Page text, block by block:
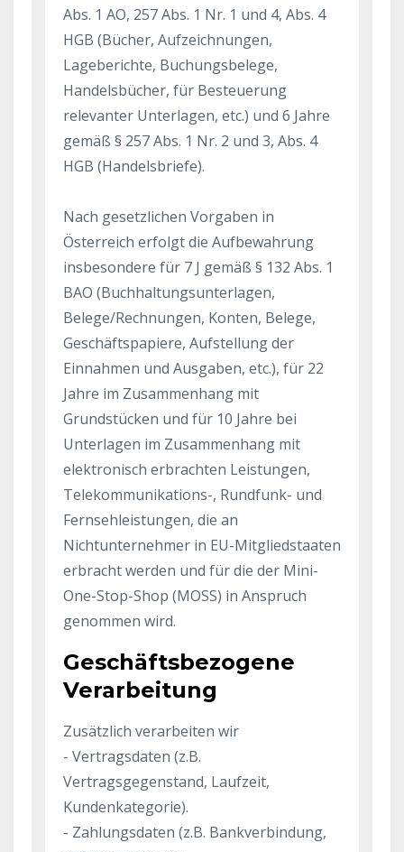
Abs. 1 AO, 257 Abs. 1 Nr. 1 und 4, Abs. 4
HGB (Bücher, Aufzeichnungen,
Lageberichte, Buchungsbelege,
Handelsbücher, für Besteuerung
relevanter Unterlagen, etc.) und 6 Jahre
gemäß § 257 Abs. 1 Nr. 2 und 3, Abs. 4
HGB (Handelsbriefe).
Nach gesetzlichen Vorgaben in
Österreich erfolgt die Aufbewahrung
insbesondere für 7 J gemäß § 132 Abs. 1
BAO (Buchhaltungsunterlagen,
Belege/Rechnungen, Konten, Belege,
Geschäftspapiere, Aufstellung der
Einnahmen und Ausgaben, etc.), für 22
Jahre im Zusammenhang mit
Grundstücken und für 10 Jahre bei
Unterlagen im Zusammenhang mit
elektronisch erbrachten Leistungen,
Telekommunikations-, Rundfunk- und
Fernsehleistungen, die an
Nichtunternehmer in EU-Mitgliedstaaten
erbracht werden und für die der Mini-
One-Stop-Shop (MOSS) in Anspruch
genommen wird.
Geschäftsbezogene
Verarbeitung
Zusätzlich verarbeiten wir
- Vertragsdaten (z.B.
Vertragsgegenstand, Laufzeit,
Kundenkategorie).
- Zahlungsdaten (z.B. Bankverbindung,